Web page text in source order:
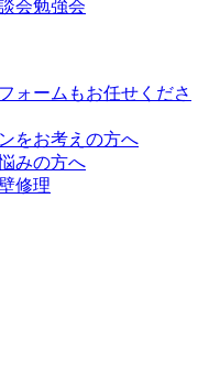
ォームもお任せくださ
をお考えの方へ
みの方へ
修理